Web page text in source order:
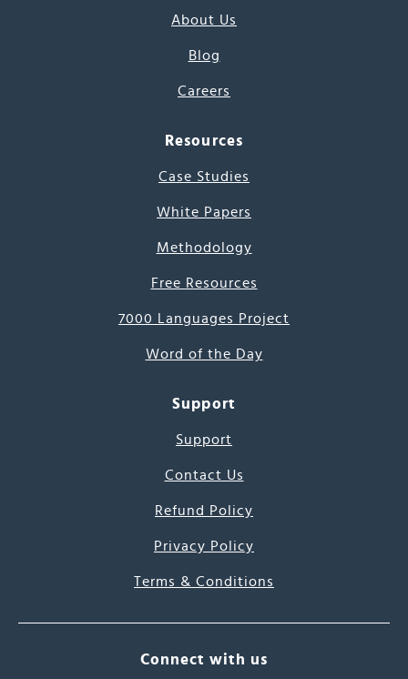
About Us
Blog
Careers
Resources
Case Studies
White Papers
Methodology
Free Resources
7000 Languages Project
Word of the Day
Support
Support
Contact Us
Refund Policy
Privacy Policy
Terms & Conditions
Connect with us